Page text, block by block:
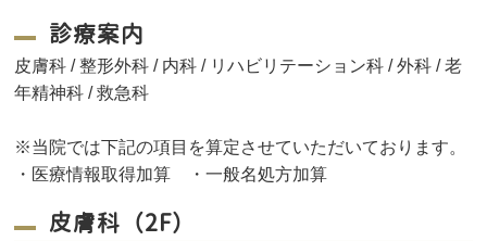
診療案内
皮膚科 / 整形外科 / 内科 / リハビリテーション科 / 外科 / 老
年精神科 / 救急科
※当院では下記の項目を算定させていただいております。
・医療情報取得加算 ・一般名処方加算
皮膚科（2F）